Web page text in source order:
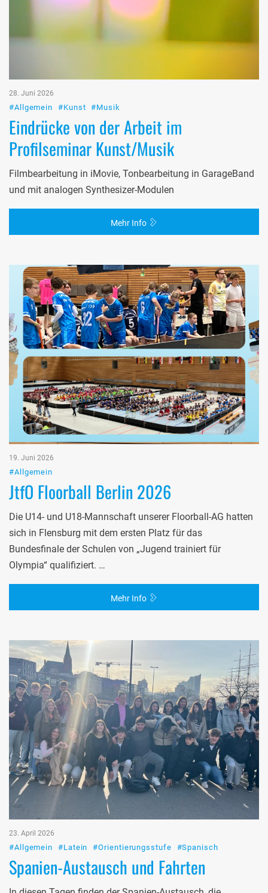
28. Juni 2026
#Allgemein #Kunst #Musik
Eindrücke von der Arbeit im
Profilseminar Kunst/Musik
Filmbearbeitung in iMovie, Tonbearbeitung in GarageBand
und mit analogen Synthesizer-Modulen
Mehr Info
19. Juni 2026
#Allgemein
JtfO Floorball Berlin 2026
Die U14- und U18-Mannschaft unserer Floorball-AG hatten
sich in Flensburg mit dem ersten Platz für das
Bundesfinale der Schulen von „Jugend trainiert für
Olympia“ qualifiziert. …
Mehr Info
23. April 2026
#Allgemein #Latein #Orientierungsstufe #Spanisch
Spanien-Austausch und Fahrten